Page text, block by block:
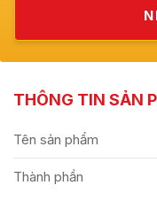
THÔNG TIN SẢN
Tên sản phẩm
Thành phần